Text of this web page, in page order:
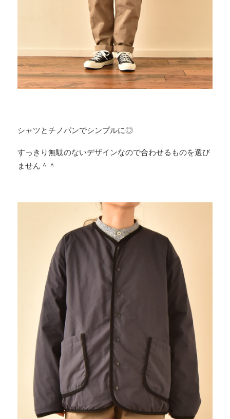
シャツとチノパンでシンプルに◎
すっきり無駄のないデザインなので合わせるものを選び
ません＾＾